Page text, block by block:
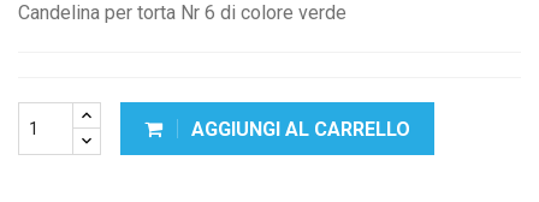
Candelina per torta Nr 6 di colore verde
AGGIUNGI AL CARRELLO